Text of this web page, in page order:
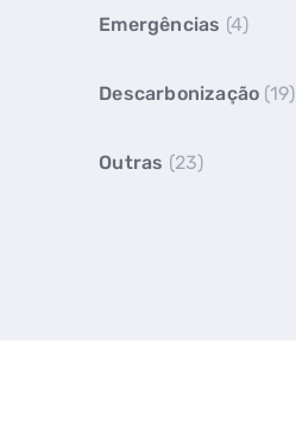
Emergências (4)
Descarbonização (19)
Outras (23)